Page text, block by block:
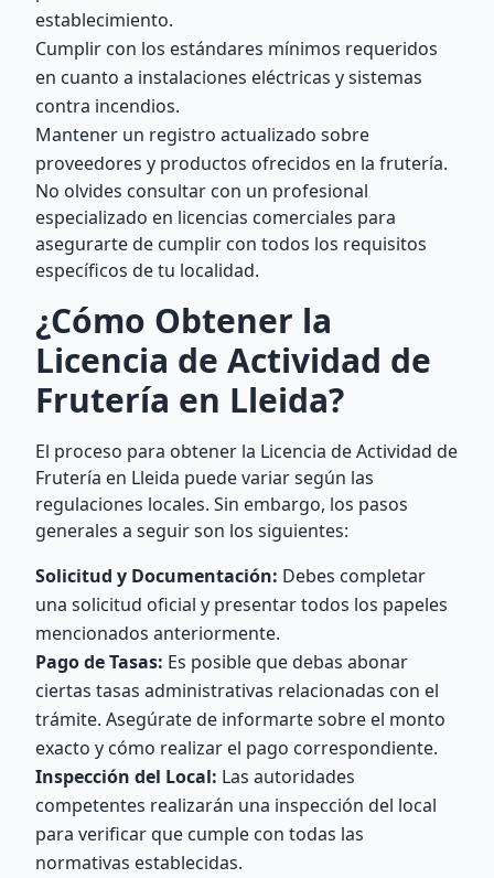
establecimiento.
Cumplir con los estándares mínimos requeridos
en cuanto a instalaciones eléctricas y sistemas
contra incendios.
Mantener un registro actualizado sobre
proveedores y productos ofrecidos en la frutería.
No olvides consultar con un profesional
especializado en licencias comerciales para
asegurarte de cumplir con todos los requisitos
específicos de tu localidad.
¿Cómo Obtener la
Licencia de Actividad de
Frutería en Lleida?
El proceso para obtener la Licencia de Actividad de
Frutería en Lleida puede variar según las
regulaciones locales. Sin embargo, los pasos
generales a seguir son los siguientes:
Solicitud y Documentación: Debes completar
una solicitud oficial y presentar todos los papeles
mencionados anteriormente.
Pago de Tasas: Es posible que debas abonar
ciertas tasas administrativas relacionadas con el
trámite. Asegúrate de informarte sobre el monto
exacto y cómo realizar el pago correspondiente.
Inspección del Local: Las autoridades
competentes realizarán una inspección del local
para verificar que cumple con todas las
normativas establecidas.